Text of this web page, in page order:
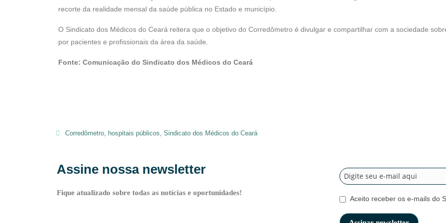
recorte da realidade mensal da saúde pública no Estado e município.
O Sindicato dos Médicos do Ceará reitera que o objetivo do Corredômetro é divulgar e compartilhar com a sociedade
por pacientes e profissionais da área da saúde.
Fonte: Comunicação do Sindicato dos Médicos do Ceará
Corredômetro, hospitais públicos, Sindicato dos Médicos do Ceará
Assine nossa newsletter
Fique atualizado sobre todas as notícias e oportunidades!
Aceito receber os e-mails do